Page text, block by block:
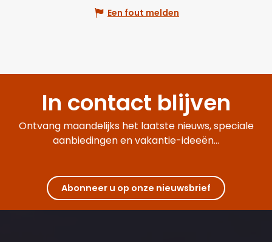
Een fout melden
In contact blijven
Ontvang maandelijks het laatste nieuws, speciale
aanbiedingen en vakantie-ideeën...
Abonneer u op onze nieuwsbrief